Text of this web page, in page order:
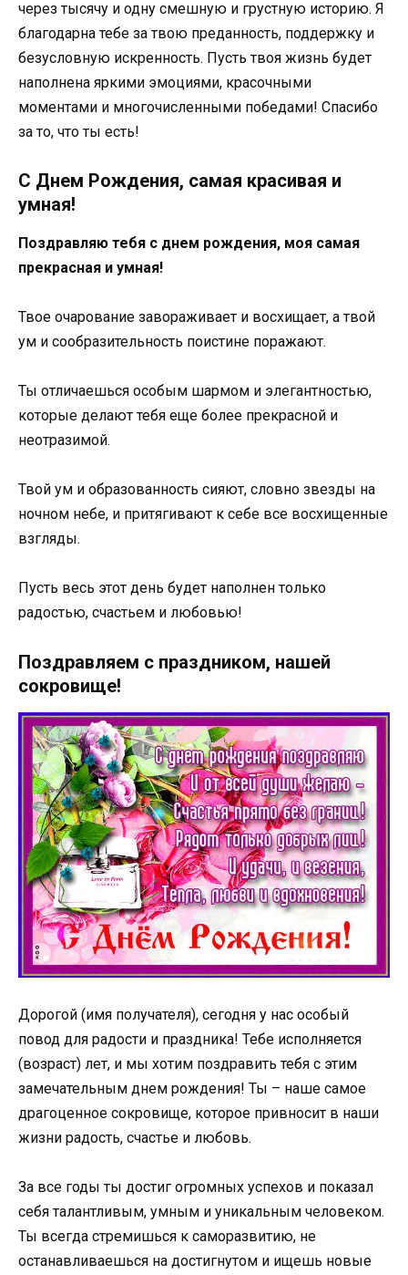
через тысячу и одну смешную и грустную историю. Я
благодарна тебе за твою преданность, поддержку и
безусловную искренность. Пусть твоя жизнь будет
наполнена яркими эмоциями, красочными
моментами и многочисленными победами! Спасибо
за то, что ты есть!
С Днем Рождения, самая красивая и
умная!
Поздравляю тебя с днем рождения, моя самая
прекрасная и умная!
Твое очарование завораживает и восхищает, а твой
ум и сообразительность поистине поражают.
Ты отличаешься особым шармом и элегантностью,
которые делают тебя еще более прекрасной и
неотразимой.
Твой ум и образованность сияют, словно звезды на
ночном небе, и притягивают к себе все восхищенные
взгляды.
Пусть весь этот день будет наполнен только
радостью, счастьем и любовью!
Поздравляем с праздником, нашей
сокровище!
Дорогой (имя получателя), сегодня у нас особый
повод для радости и праздника! Тебе исполняется
(возраст) лет, и мы хотим поздравить тебя с этим
замечательным днем рождения! Ты – наше самое
драгоценное сокровище, которое привносит в наши
жизни радость, счастье и любовь.
За все годы ты достиг огромных успехов и показал
себя талантливым, умным и уникальным человеком.
Ты всегда стремишься к саморазвитию, не
останавливаешься на достигнутом и ищешь новые